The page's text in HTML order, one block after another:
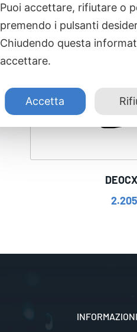
INFORMAZIONI
Puoi accettare, rifiutare o
premendo i pulsanti
Chiudendo questa
accettare.
Accetta